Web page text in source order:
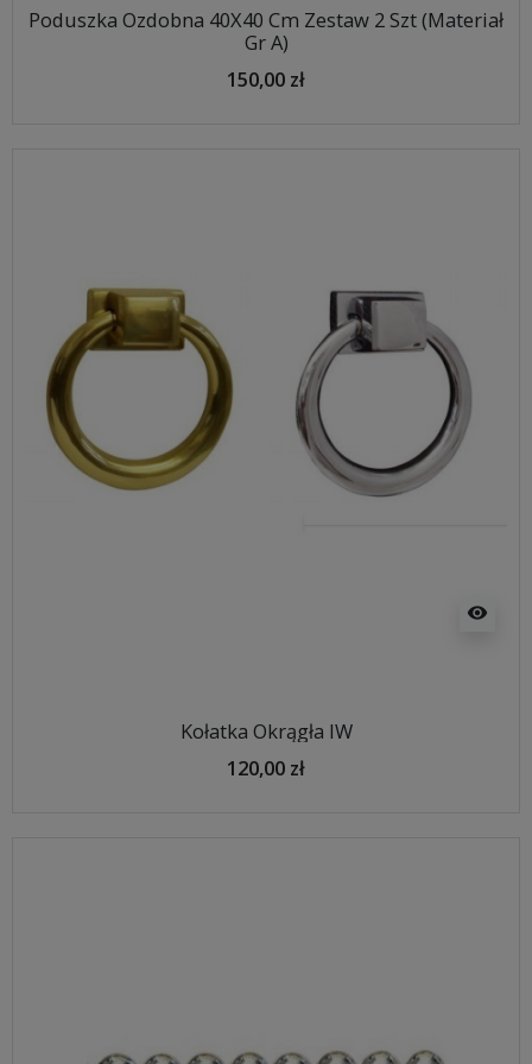
Poduszka Ozdobna 40X40 Cm Zestaw 2 Szt (Materiał
Gr A)
150,00 zł
visibility
Kołatka Okrągła IW
120,00 zł